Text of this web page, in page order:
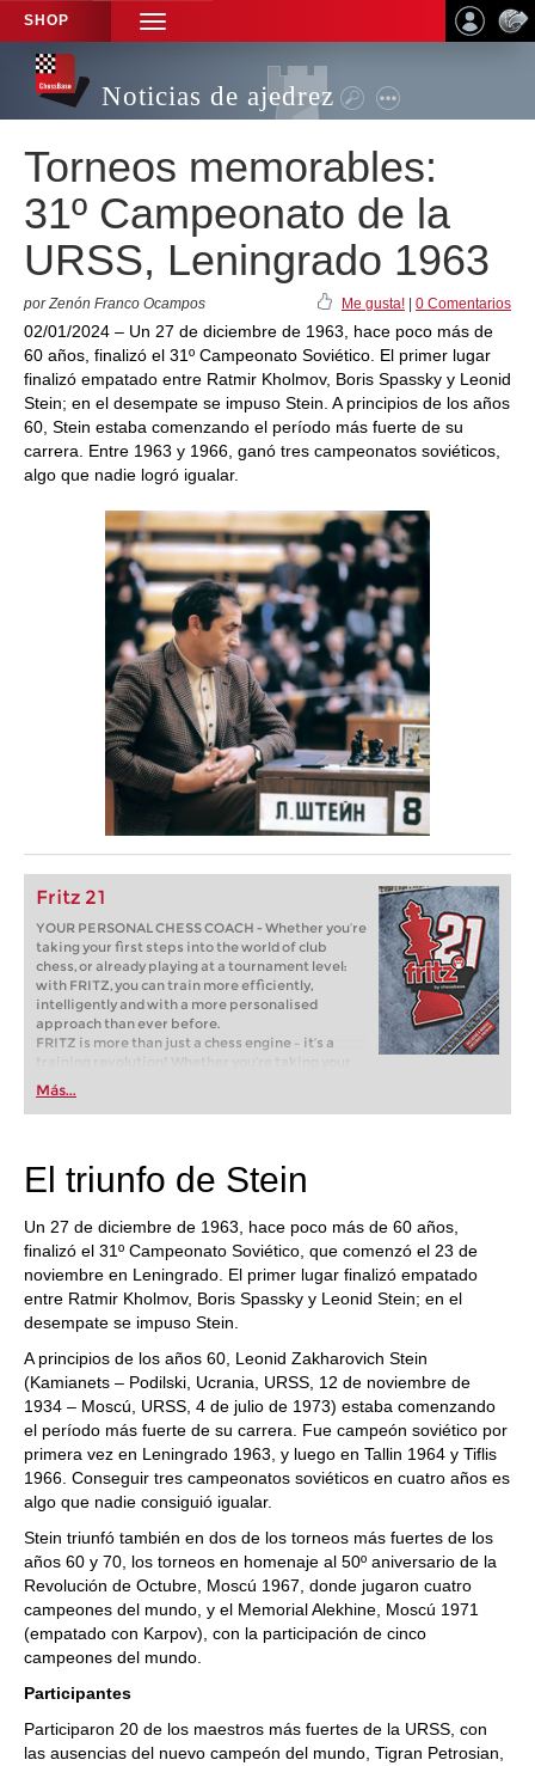
SHOP
TOGGLE
NAVIGATION
Noticias de ajedrez
Torneos memorables:
31º Campeonato de la
URSS, Leningrado 1963
por Zenón Franco Ocampos Me gusta! 0 Comentarios
02/01/2024 – Un 27 de diciembre de 1963, hace poco más de
60 años, finalizó el 31º Campeonato Soviético. El primer lugar
finalizó empatado entre Ratmir Kholmov, Boris Spassky y Leonid
Stein; en el desempate se impuso Stein. A principios de los años
60, Stein estaba comenzando el período más fuerte de su
carrera. Entre 1963 y 1966, ganó tres campeonatos soviéticos,
algo que nadie logró igualar.
Fritz 21
YOUR PERSONAL CHESS COACH - Whether you’re
taking your first steps into the world of club
chess, or already playing at a tournament level:
with FRITZ, you can train more efficiently,
intelligently and with a more personalised
approach than ever before.
FRITZ is more than just a chess engine – it’s a
training revolution! Whether you’re taking your
first steps into the world of club chess, or already
playing at a tournament level: with FRITZ, you can
train more efficiently, intelligently and with a
Más...
El triunfo de Stein
Un 27 de diciembre de 1963, hace poco más de 60 años,
finalizó el 31º Campeonato Soviético, que comenzó el 23 de
noviembre en Leningrado. El primer lugar finalizó empatado
entre Ratmir Kholmov, Boris Spassky y Leonid Stein; en el
desempate se impuso Stein.
A principios de los años 60, Leonid Zakharovich Stein
(Kamianets – Podilski, Ucrania, URSS, 12 de noviembre de
1934 – Moscú, URSS, 4 de julio de 1973) estaba comenzando
el período más fuerte de su carrera. Fue campeón soviético por
primera vez en Leningrado 1963, y luego en Tallin 1964 y Tiflis
1966. Conseguir tres campeonatos soviéticos en cuatro años es
algo que nadie consiguió igualar.
Stein triunfó también en dos de los torneos más fuertes de los
años 60 y 70, los torneos en homenaje al 50º aniversario de la
Revolución de Octubre, Moscú 1967, donde jugaron cuatro
campeones del mundo, y el Memorial Alekhine, Moscú 1971
(empatado con Karpov), con la participación de cinco
campeones del mundo.
Participantes
Participaron 20 de los maestros más fuertes de la URSS, con
las ausencias del nuevo campeón del mundo, Tigran Petrosian,